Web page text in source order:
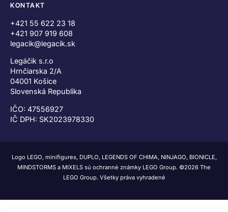
KONTAKT
+421 55 622 23 18
+421 907 919 608
legacik@legacik.sk
Legáčik s.r.o
Hrnčiarska 2/A
04001 Košice
Slovenská Republika
IČO: 47556927
IČ DPH: SK2023978330
Logo LEGO, minifigures, DUPLO, LEGENDS OF CHIMA, NINJAGO, BIONICLE,
MINDSTORMS a MIXELS sú ochranné známky LEGO Group. ©2026 The
LEGO Group. Všetky práva vyhradené